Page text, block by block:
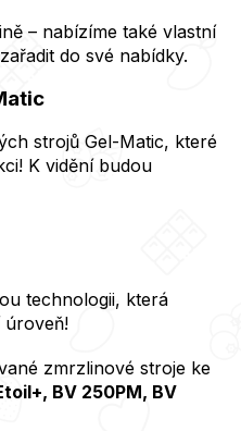
– nabízíme také vlastní
do své nabídky.
strojů Gel-Matic, které
K vidění budou
technologii, která
úroveň!
zmrzlinové stroje ke
BV 250PM, BV